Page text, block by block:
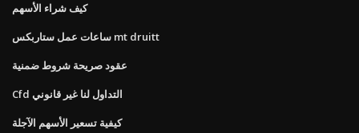
كيف شراء الأسهم
ساعات عمل ستاربكس mt druitt
عقود صريحة شروط ضمنية
Cfd التداول لنا غير قانوني
كيفية تسعير الأسهم الآجلة